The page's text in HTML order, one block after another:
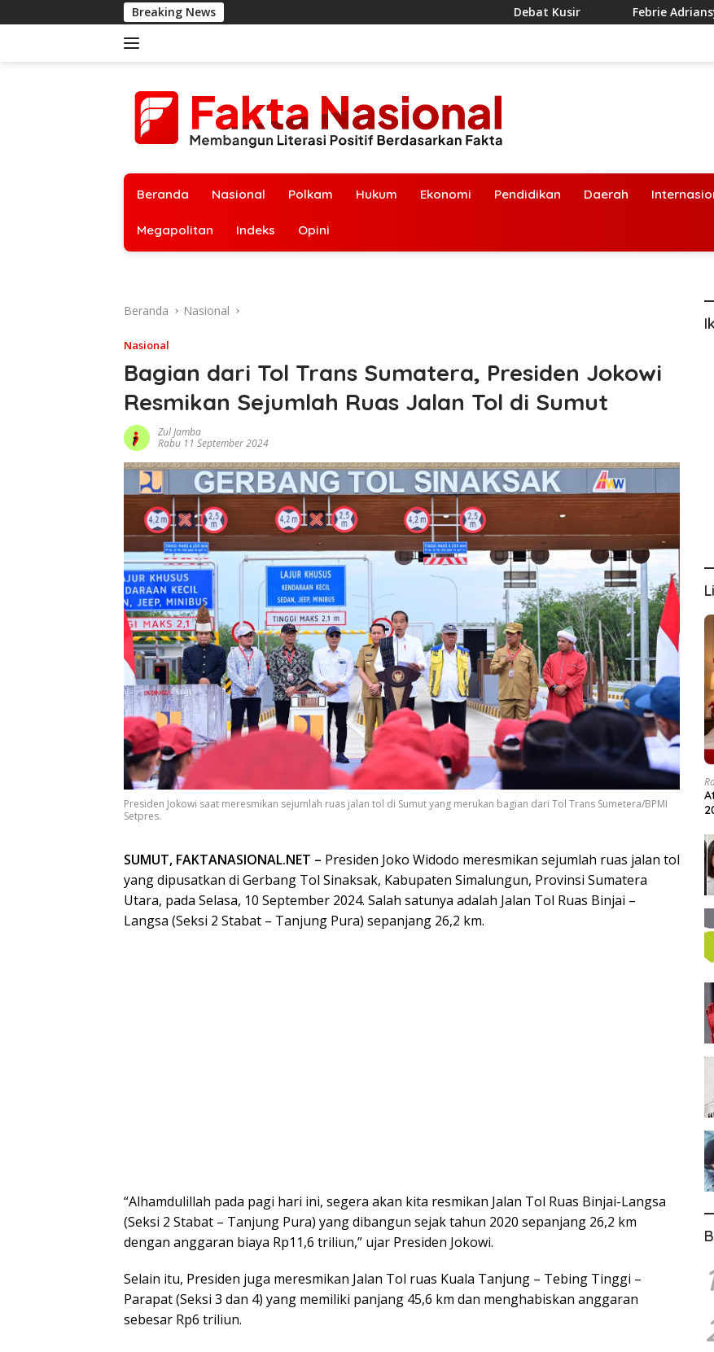
ke
Breaking News Febrie Adriansyah
Beranda Nasional Polkam Hukum Ekonomi Pendidikan Daerah
Megapolitan Indeks Opini
Beranda Nasional
Nasional
Bagian dari Tol Trans Sumatera, Presiden Jokowi
Resmikan Sejumlah Ruas Jalan Tol di Sumut
Zul Jamba
Rabu 11 September 2024
Presiden Jokowi saat meresmikan sejumlah ruas jalan tol di Sumut yang merukan bagian dari Tol Trans Sumetera/BPMI
Setpres.
SUMUT, FAKTANASIONAL.NET – Presiden Joko Widodo meresmikan sejumlah ruas jalan tol
yang dipusatkan di Gerbang Tol Sinaksak, Kabupaten Simalungun, Provinsi Sumatera
Utara, pada Selasa, 10 September 2024. Salah satunya adalah Jalan Tol Ruas Binjai –
Langsa (Seksi 2 Stabat – Tanjung Pura) sepanjang 26,2 km.
“Alhamdulillah pada pagi hari ini, segera akan kita resmikan Jalan Tol Ruas Binjai-Langsa
(Seksi 2 Stabat – Tanjung Pura) yang dibangun sejak tahun 2020 sepanjang 26,2 km
dengan anggaran biaya Rp11,6 triliun,” ujar Presiden Jokowi.
Selain itu, Presiden juga meresmikan Jalan Tol ruas Kuala Tanjung – Tebing Tinggi –
Parapat (Seksi 3 dan 4) yang memiliki panjang 45,6 km dan menghabiskan anggaran
sebesar Rp6 triliun.